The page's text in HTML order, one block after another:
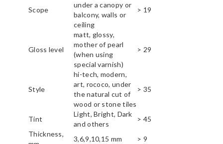
Scope
under a canopy or
balcony, walls or
ceiling
> 19
Gloss level
matt, glossy,
mother of pearl
(when using
special varnish)
> 29
Style
hi-tech, modern,
art, rococo, under
the natural cut of
wood or stone tiles
> 35
Tint
Light, Bright, Dark
and others
> 45
Thickness,
3,6,9,10,15 mm > 9